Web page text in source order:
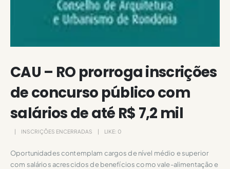
CAU – RO prorroga inscrições
de concurso público com
salários de até R$ 7,2 mil
INSCRIÇÕES ENCERRADAS LIKE: 0
Oportunidades contemplam cargos de nível médio e superior
com salários acrescidos de benefícios como vale-alimentação e